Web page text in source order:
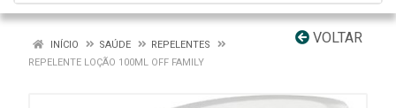
VOLTAR
INÍCIO SAÚDE
REPELENTES
REPELENTE LOÇÃO 100ML OFF FAMILY